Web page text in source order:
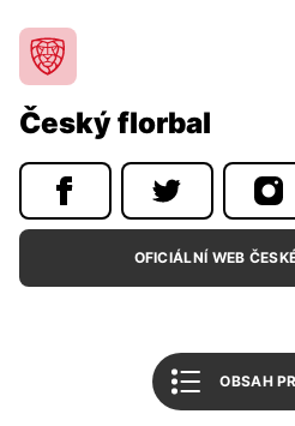
Český florbal
OFICIÁLNÍ WEB
OBSAH
Související
Mohlo by
FBŠ
Český